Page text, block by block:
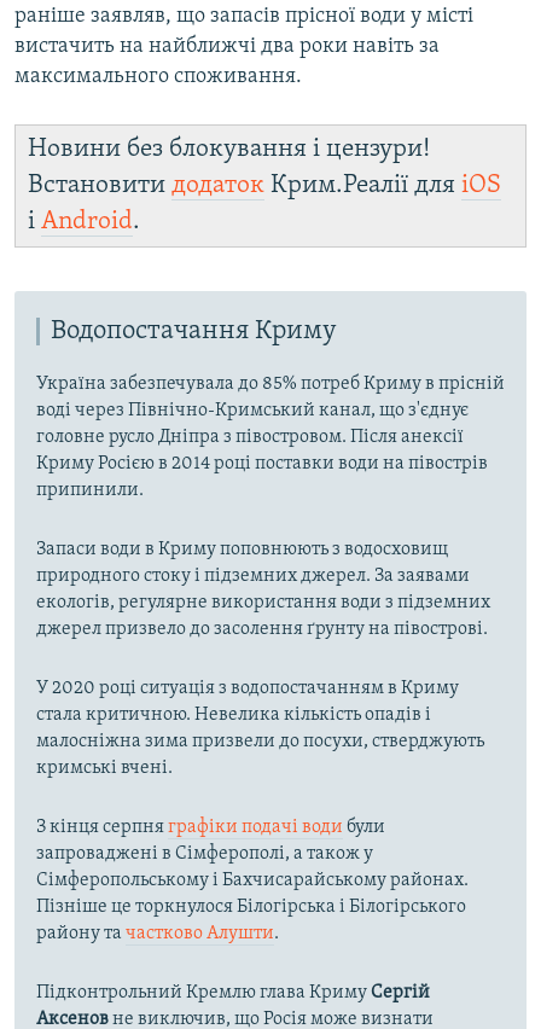
раніше заявляв, що запасів прісної води у місті
вистачить на найближчі два роки навіть за
максимального споживання.
Новини без блокування і цензури!
Встановити додаток Крим.Реалії для iOS
і Android.
Водопостачання Криму
Україна забезпечувала до 85% потреб Криму в прісній
воді через Північно-Кримський канал, що з'єднує
головне русло Дніпра з півостровом. Після анексії
Криму Росією в 2014 році поставки води на півострів
припинили.
Запаси води в Криму поповнюють з водосховищ
природного стоку і підземних джерел. За заявами
екологів, регулярне використання води з підземних
джерел призвело до засолення ґрунту на півострові.
У 2020 році ситуація з водопостачанням в Криму
стала критичною. Невелика кількість опадів і
малосніжна зима призвели до посухи, стверджують
кримські вчені.
З кінця серпняграфіки подачі води були
запроваджені в Сімферополі, а також у
Сімферопольському і Бахчисарайському районах.
Пізніше це торкнулося Білогірська і Білогірського
району та частково Алушти.
Підконтрольний Кремлю глава КримуСергій
Аксеновне виключив, що Росія може визнати